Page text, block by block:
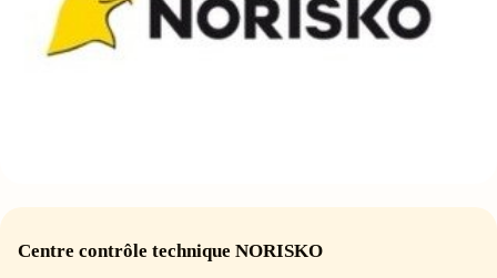
Centre contrôle technique NORISKO